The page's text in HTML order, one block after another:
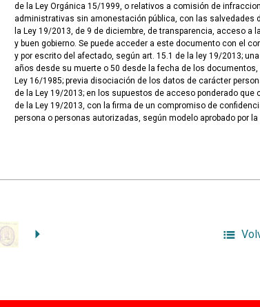
de la Ley Orgánica 15/1999, o relativos a comisión de
administrativas sin amonestación pública, con las salvedades
la Ley 19/2013, de 9 de diciembre, de transparencia, acceso a
y buen gobierno. Se puede acceder a este documento con el
y por escrito del afectado, según art. 15.1 de la ley 19/2013;
años desde su muerte o 50 desde la fecha de los documentos,
Ley 16/1985; previa disociación de los datos de carácter
de la Ley 19/2013; en los supuestos de acceso ponderado que
de la Ley 19/2013, con la firma de un compromiso de
persona o personas autorizadas, según modelo aprobado por la